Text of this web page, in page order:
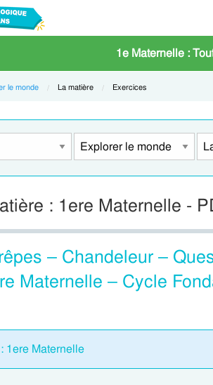
1e Maternelle :
le monde Current:
La matière Current:
Exercices
: 1ere Maternelle -
– Chandeleur –
Maternelle – Cycle
1ere Maternelle